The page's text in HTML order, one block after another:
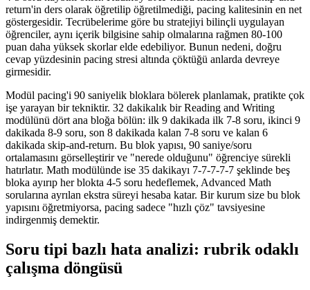
return'in ders olarak öğretilip öğretilmediği, pacing kalitesinin en net
göstergesidir. Tecrübelerime göre bu stratejiyi bilinçli uygulayan
öğrenciler, aynı içerik bilgisine sahip olmalarına rağmen 80-100
puan daha yüksek skorlar elde edebiliyor. Bunun nedeni, doğru
cevap yüzdesinin pacing stresi altında çöktüğü anlarda devreye
girmesidir.
Modül pacing'i 90 saniyelik bloklara bölerek planlamak, pratikte çok
işe yarayan bir tekniktir. 32 dakikalık bir Reading and Writing
modülünü dört ana bloğa bölün: ilk 9 dakikada ilk 7-8 soru, ikinci 9
dakikada 8-9 soru, son 8 dakikada kalan 7-8 soru ve kalan 6
dakikada skip-and-return. Bu blok yapısı, 90 saniye/soru
ortalamasını görselleştirir ve "nerede olduğunu" öğrenciye sürekli
hatırlatır. Math modülünde ise 35 dakikayı 7-7-7-7-7 şeklinde beş
bloka ayırıp her blokta 4-5 soru hedeflemek, Advanced Math
sorularına ayrılan ekstra süreyi hesaba katar. Bir kurum size bu blok
yapısını öğretmiyorsa, pacing sadece "hızlı çöz" tavsiyesine
indirgenmiş demektir.
Soru tipi bazlı hata analizi: rubrik odaklı
çalışma döngüsü